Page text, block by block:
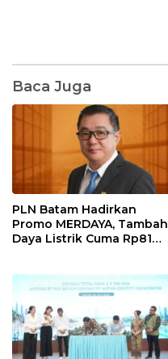
Baca Juga
PLN Batam Hadirkan
Promo MERDAYA, Tambah
Daya Listrik Cuma Rp81